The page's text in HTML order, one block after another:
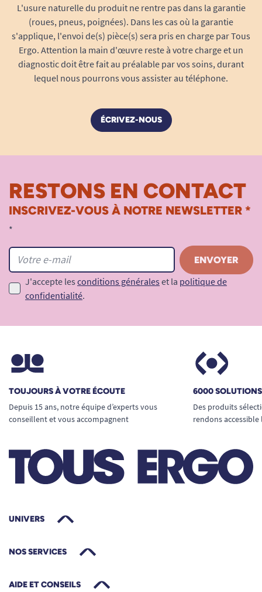
L'usure naturelle du produit ne rentre pas dans la garantie
(roues, pneus, poignées). Dans les cas où la garantie
s'applique, l'envoi de(s) pièce(s) sera pris en charge par Tous
Ergo. Attention la main d'œuvre reste à votre charge et un
diagnostic doit être fait au préalable par vos soins, durant
lequel nous pourrons vous assister au téléphone.
ÉCRIVEZ-NOUS
RESTONS EN CONTACT
INSCRIVEZ-VOUS À NOTRE NEWSLETTER *
*
J'accepte les conditions générales et la politique de
confidentialité.
TOUJOURS À VOTRE ÉCOUTE
Depuis 15 ans, notre équipe d’experts vous
conseillent et vous accompagnent
6000
Des produits
rendons
UNIVERS
NOS SERVICES
AIDE ET CONSEILS